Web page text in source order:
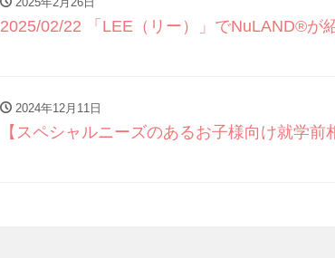
2025/02/22 「LEE（リー）」でNuLAND®︎が
2024年12月11日
【スペシャルニーズのあるお子様向け就学